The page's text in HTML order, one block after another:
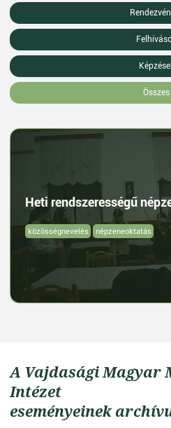
Összes
Heti rendszerességű
közösségnevelés népzeneoktatás
A Vajdasági Magyar
Intézet
eseményeinek